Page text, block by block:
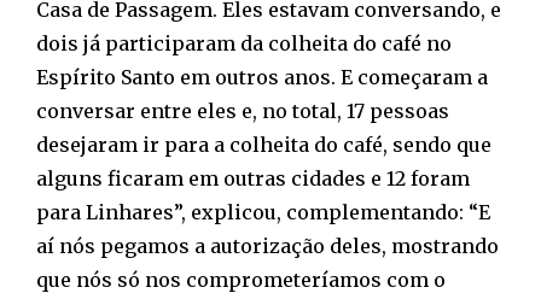
Casa de Passagem. Eles estavam conversando, e
dois já participaram da colheita do café no
Espírito Santo em outros anos. E começaram a
conversar entre eles e, no total, 17 pessoas
desejaram ir para a colheita do café, sendo que
alguns ficaram em outras cidades e 12 foram
para Linhares”, explicou, complementando: “E
aí nós pegamos a autorização deles, mostrando
que nós só nos comprometeríamos com o